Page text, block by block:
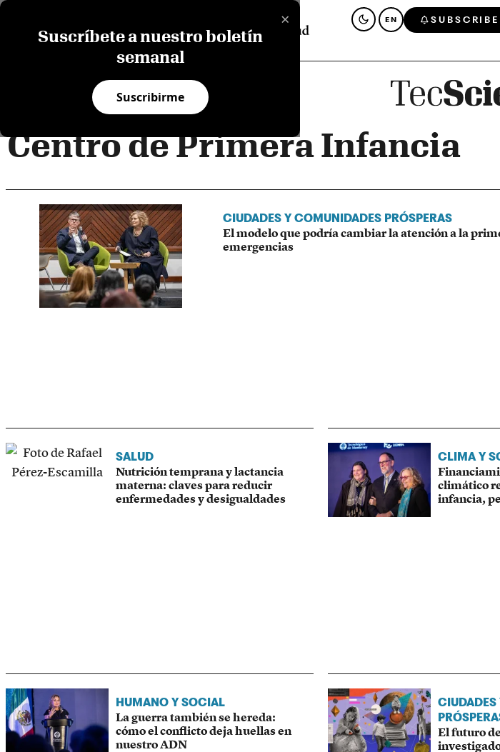
×
Suscríbete a nuestro boletín
semanal
Suscribirme
EN
Centro de Primera Infancia
CIUDADES Y COMUNIDADES PRÓSPERAS
El modelo que podría cambiar la atención a la
emergencias
SALUD
Nutrición temprana y lactancia
materna: claves para reducir
enfermedades y desigualdades
CLIMA Y
climático
infancia,
HUMANO Y SOCIAL
La guerra también se hereda:
cómo el conflicto deja huellas en
nuestro ADN
El futuro